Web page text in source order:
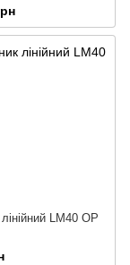
LM40 OP